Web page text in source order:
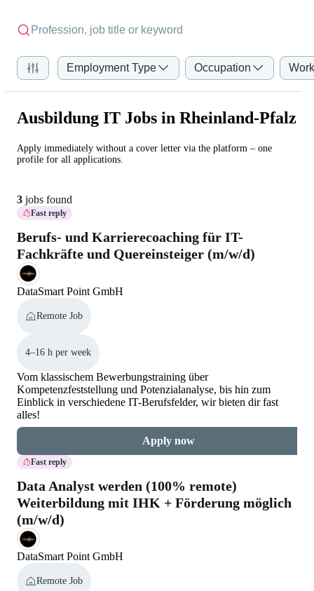
Employment Type Occupation
Ausbildung IT Jobs in Rheinland-Pfalz
Apply immediately without a cover letter via the platform – one
profile for all applications.
3 jobs found
Fast reply
Berufs- und Karrierecoaching für IT-
Fachkräfte und Quereinsteiger (m/w/d)
DataSmart Point GmbH
Remote Job
4–16 h per week
Vom klassischem Bewerbungstraining über
Kompetenzfeststellung und Potenzialanalyse, bis hin zum
Einblick in verschiedene IT-Berufsfelder, wir bieten dir fast
alles!
Apply now
Fast reply
Data Analyst werden (100% remote)
Weiterbildung mit IHK + Förderung möglich
(m/w/d)
DataSmart Point GmbH
Remote Job